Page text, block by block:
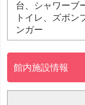
台、シャワーブ
トイレ、ズボン
ンガー
館内施設情報